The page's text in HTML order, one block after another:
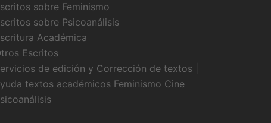
sobre Feminismo
sobre Psicoanálisis
Académica
Escritos
de edición y Corrección de textos |
textos académicos Feminismo Cine